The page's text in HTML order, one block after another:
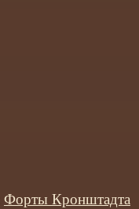
Форты Кронштадта